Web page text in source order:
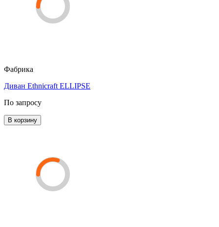
Фабрика
Диван Ethnicraft ELLIPSE
По запросу
В корзину